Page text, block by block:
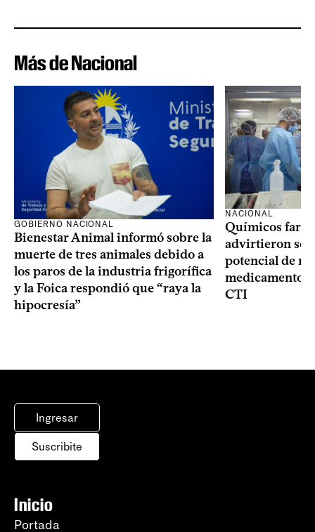
Más de Nacional
GOBIERNO NACIONAL
Bienestar Animal informó sobre la
muerte de tres animales debido a
los paros de la industria frigorífica
y la Foica respondió que “raya la
hipocresía”
NACIONAL
Químicos
advirtieron
potencial de
medicamentos
CTI
Ingresar
Suscribite
Inicio
Portada